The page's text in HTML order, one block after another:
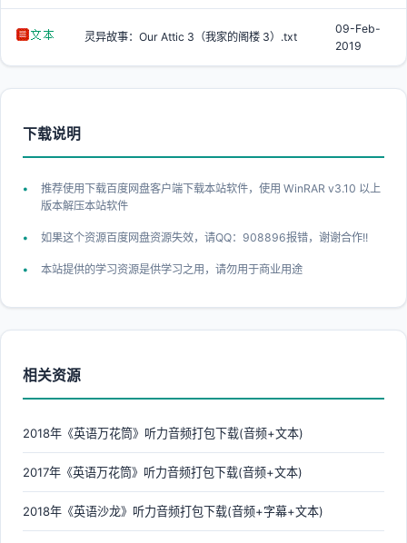
灵异故事：Our Attic 3（我家的阁楼 3）.txt
09-Feb-
2019
下载说明
推荐使用下载百度网盘客户端下载本站软件，使用 WinRAR v3.10 以上
版本解压本站软件
如果这个资源百度网盘资源失效，请QQ：908896报错，谢谢合作!!
本站提供的学习资源是供学习之用，请勿用于商业用途
相关资源
2018年《英语万花筒》听力音频打包下载(音频+文本)
2017年《英语万花筒》听力音频打包下载(音频+文本)
2018年《英语沙龙》听力音频打包下载(音频+字幕+文本)